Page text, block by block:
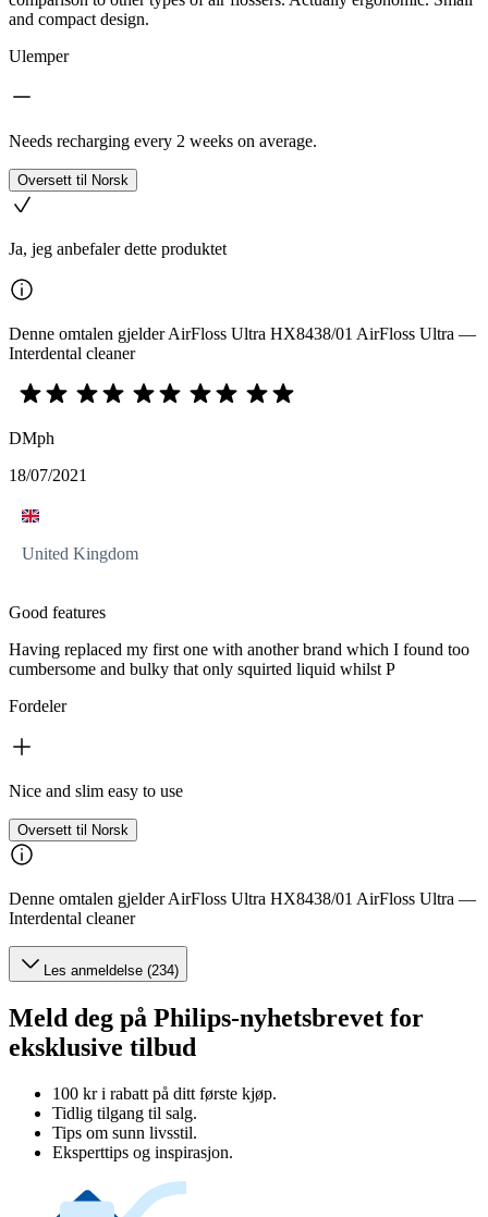
and compact design.
Ulemper
Needs recharging every 2 weeks on average.
Oversett til Norsk
Ja, jeg anbefaler dette produktet
Denne omtalen gjelder AirFloss Ultra HX8438/01 AirFloss Ultra —
Interdental cleaner
DMph
18/07/2021
United Kingdom
Good features
Having replaced my first one with another brand which I found too
cumbersome and bulky that only squirted liquid whilst P
Fordeler
Nice and slim easy to use
Oversett til Norsk
Denne omtalen gjelder AirFloss Ultra HX8438/01 AirFloss Ultra —
Interdental cleaner
Les anmeldelse (234)
Meld deg på Philips-nyhetsbrevet for
eksklusive tilbud
100 kr i rabatt på ditt første kjøp.
Tidlig tilgang til salg.
Tips om sunn livsstil.
Eksperttips og inspirasjon.